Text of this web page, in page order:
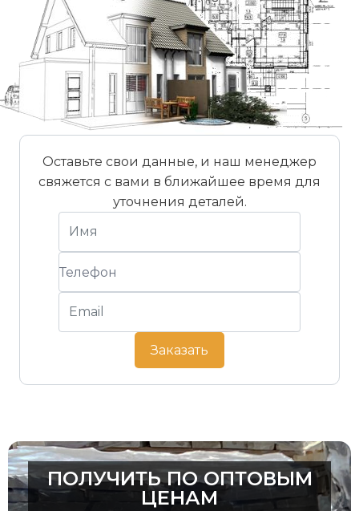
Наименование Толщина
Вес
палеты,
кг
Расход
палеты
Rock Face Yellow 3-4 см 1500
Rock Face Yellow
Оставьте свои данные, и наш менеджер
свяжется с вами в ближайшее время для
уточнения деталей.
Заказать
ПОЛУЧИТЬ ПО ОПТОВЫМ
ЦЕНАМ